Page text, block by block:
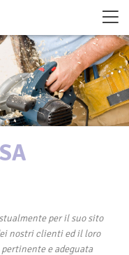
per il suo sito
nostri clienti ed il loro
e adeguata